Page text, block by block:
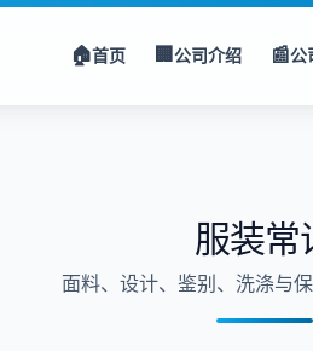
🏠首页 🏢公司介绍 📰公
服装常
面料、设计、鉴别、洗涤与